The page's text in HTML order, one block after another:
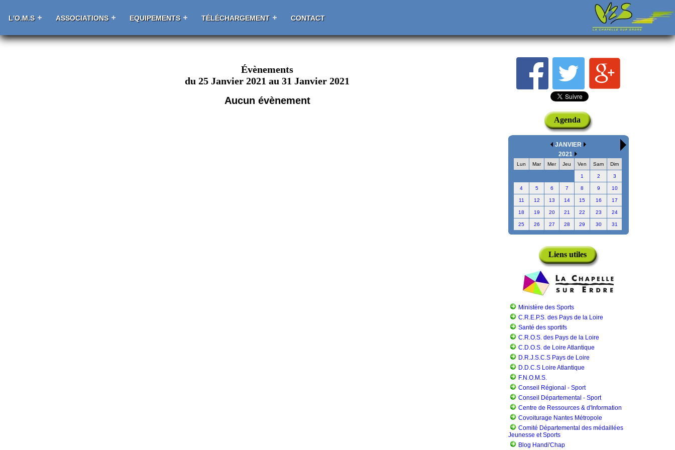
L'O.M.S ASSOCIATIONS EQUIPEMENTS TÉLÉCHARGEMENT CONTACT
Évènements
du 25 Janvier 2021 au 31 Janvier 2021
Aucun évènement
Agenda
JANVIER
2021
Lun Mar Mer Jeu Ven Sam Dim
1 2 3
4 5 6 7 8 9 10
11 12 13 14 15 16 17
18 19 20 21 22 23 24
25 26 27 28 29 30 31
Liens utiles
Ministère des Sports
C.R.E.P.S. des Pays de la Loire
Santé des sportifs
C.R.O.S. des Pays de la Loire
C.D.O.S. de Loire Atlantique
D.R.J.S.C.S Pays de Loire
D.D.C.S Loire Atlantique
F.N.O.M.S.
Conseil Régional - Sport
Conseil Départemental - Sport
Centre de Ressources & d'Information
Covoiturage Nantes Métropole
Comité Départemental des médaillées
Jeunesse et Sports
Blog Handi'Chap